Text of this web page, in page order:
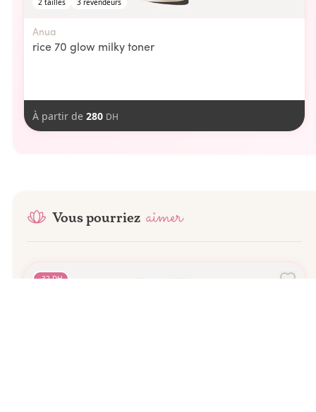
2tailles 3revendeurs
Anua
rice 70 glow milky toner
À partir de 280 DH
Vous pourriez aimer
-32DH